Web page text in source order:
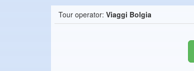
Tour operator: Viaggi Bolgia